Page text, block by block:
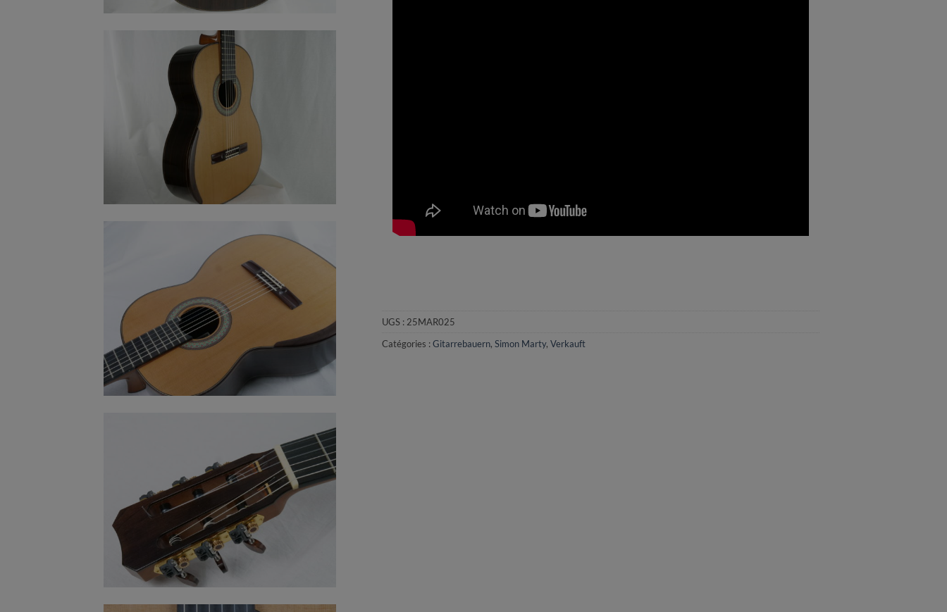
UGS : 25MAR025
Catégories :Gitarrebauern, Simon Marty, Verkauft